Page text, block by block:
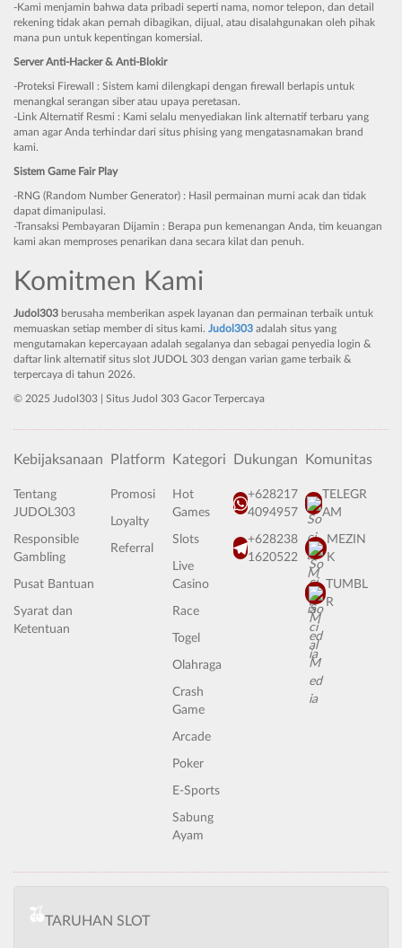
-Kami menjamin bahwa data pribadi seperti nama, nomor telepon, dan detail
rekening tidak akan pernah dibagikan, dijual, atau disalahgunakan oleh pihak
mana pun untuk kepentingan komersial.
Server Anti-Hacker & Anti-Blokir
-Proteksi Firewall : Sistem kami dilengkapi dengan firewall berlapis untuk
menangkal serangan siber atau upaya peretasan.
-Link Alternatif Resmi : Kami selalu menyediakan link alternatif terbaru yang
aman agar Anda terhindar dari situs phising yang mengatasnamakan brand
kami.
Sistem Game Fair Play
-RNG (Random Number Generator) : Hasil permainan murni acak dan tidak
dapat dimanipulasi.
-Transaksi Pembayaran Dijamin : Berapa pun kemenangan Anda, tim keuangan
kami akan memproses penarikan dana secara kilat dan penuh.
Komitmen Kami
Judol303 berusaha memberikan aspek layanan dan permainan terbaik untuk
memuaskan setiap member di situs kami. Judol303 adalah situs yang
mengutamakan kepercayaan adalah segalanya dan sebagai penyedia login &
daftar link alternatif situs slot JUDOL 303 dengan varian game terbaik &
terpercaya di tahun 2026.
© 2025 Judol303 | Situs Judol 303 Gacor Terpercaya
Kebijaksanaan
Tentang
JUDOL303
Responsible
Gambling
Pusat Bantuan
Syarat dan
Ketentuan
Platform
Promosi
Loyalty
Referral
Kategori
Hot
Games
Slots
Live
Casino
Race
Togel
Olahraga
Crash
Game
Arcade
Poker
E-Sports
Sabung
Ayam
Dukungan
+628217
4094957
+628238
1620522
Komunitas
TELEGR
AM
MEZIN
K
TUMBL
R
TARUHAN SLOT